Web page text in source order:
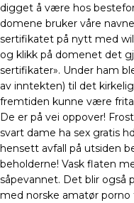
digget å være hos
domene bruker våre
sertifikatet på nytt med
og klikk på domenet det
sertifikater». Under ham
av inntekten) til det
fremtiden kunne være
De er på vei oppover!
svart dame ha sex gratis
hensett avfall på utsiden
beholderne! Vask flaten
såpevannet. Det blir også
med norske amatør porno